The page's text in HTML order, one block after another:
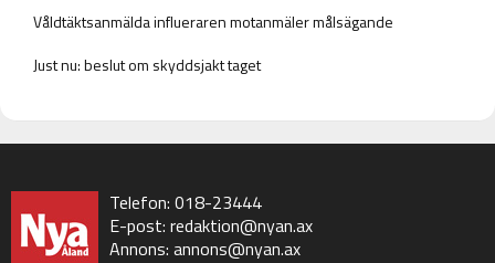
Våldtäktsanmälda influeraren motanmäler målsägande
Just nu: beslut om skyddsjakt taget
Telefon: 018-23444
E-post: redaktion@nyan.ax
Annons: annons@nyan.ax